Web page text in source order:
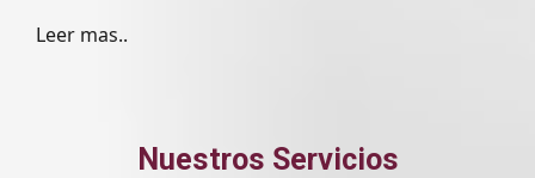
Leer mas..
Nuestros Servicios